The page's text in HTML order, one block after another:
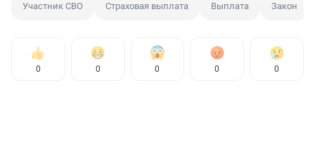
Участник СВО Страховая выплата Выплата Закон
0 0 0 0 0